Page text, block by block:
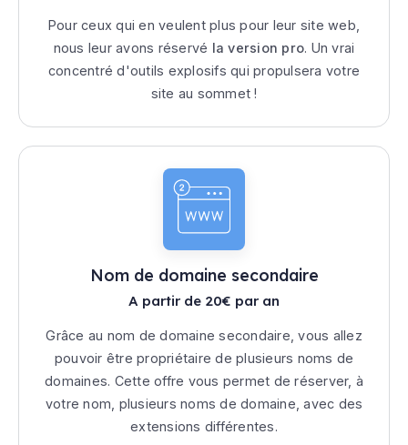
Pour ceux qui en veulent plus pour leur site web,
nous leur avons réservé la version pro. Un vrai
concentré d'outils explosifs qui propulsera votre
site au sommet !
Nom de domaine secondaire
A partir de 20€ par an
Grâce au nom de domaine secondaire, vous allez
pouvoir être propriétaire de plusieurs noms de
domaines. Cette offre vous permet de réserver, à
votre nom, plusieurs noms de domaine, avec des
extensions différentes.